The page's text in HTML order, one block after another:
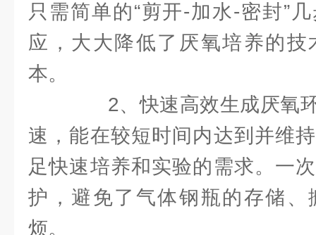
只需简单的“剪开-加水-密封”
应，大大降低了厌氧培养的
本。
2、快速高效生成厌氧环
速，能在较短时间内达到并维
足快速培养和实验的需求。一
护，避免了气体钢瓶的存储、
烦。